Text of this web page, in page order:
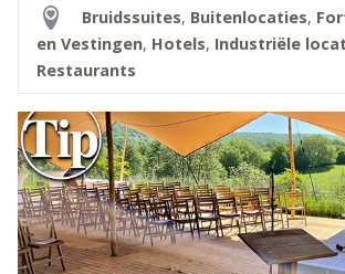
Bruidssuites, Buitenlocaties,
en Vestingen, Hotels, Industriële
Restaurants